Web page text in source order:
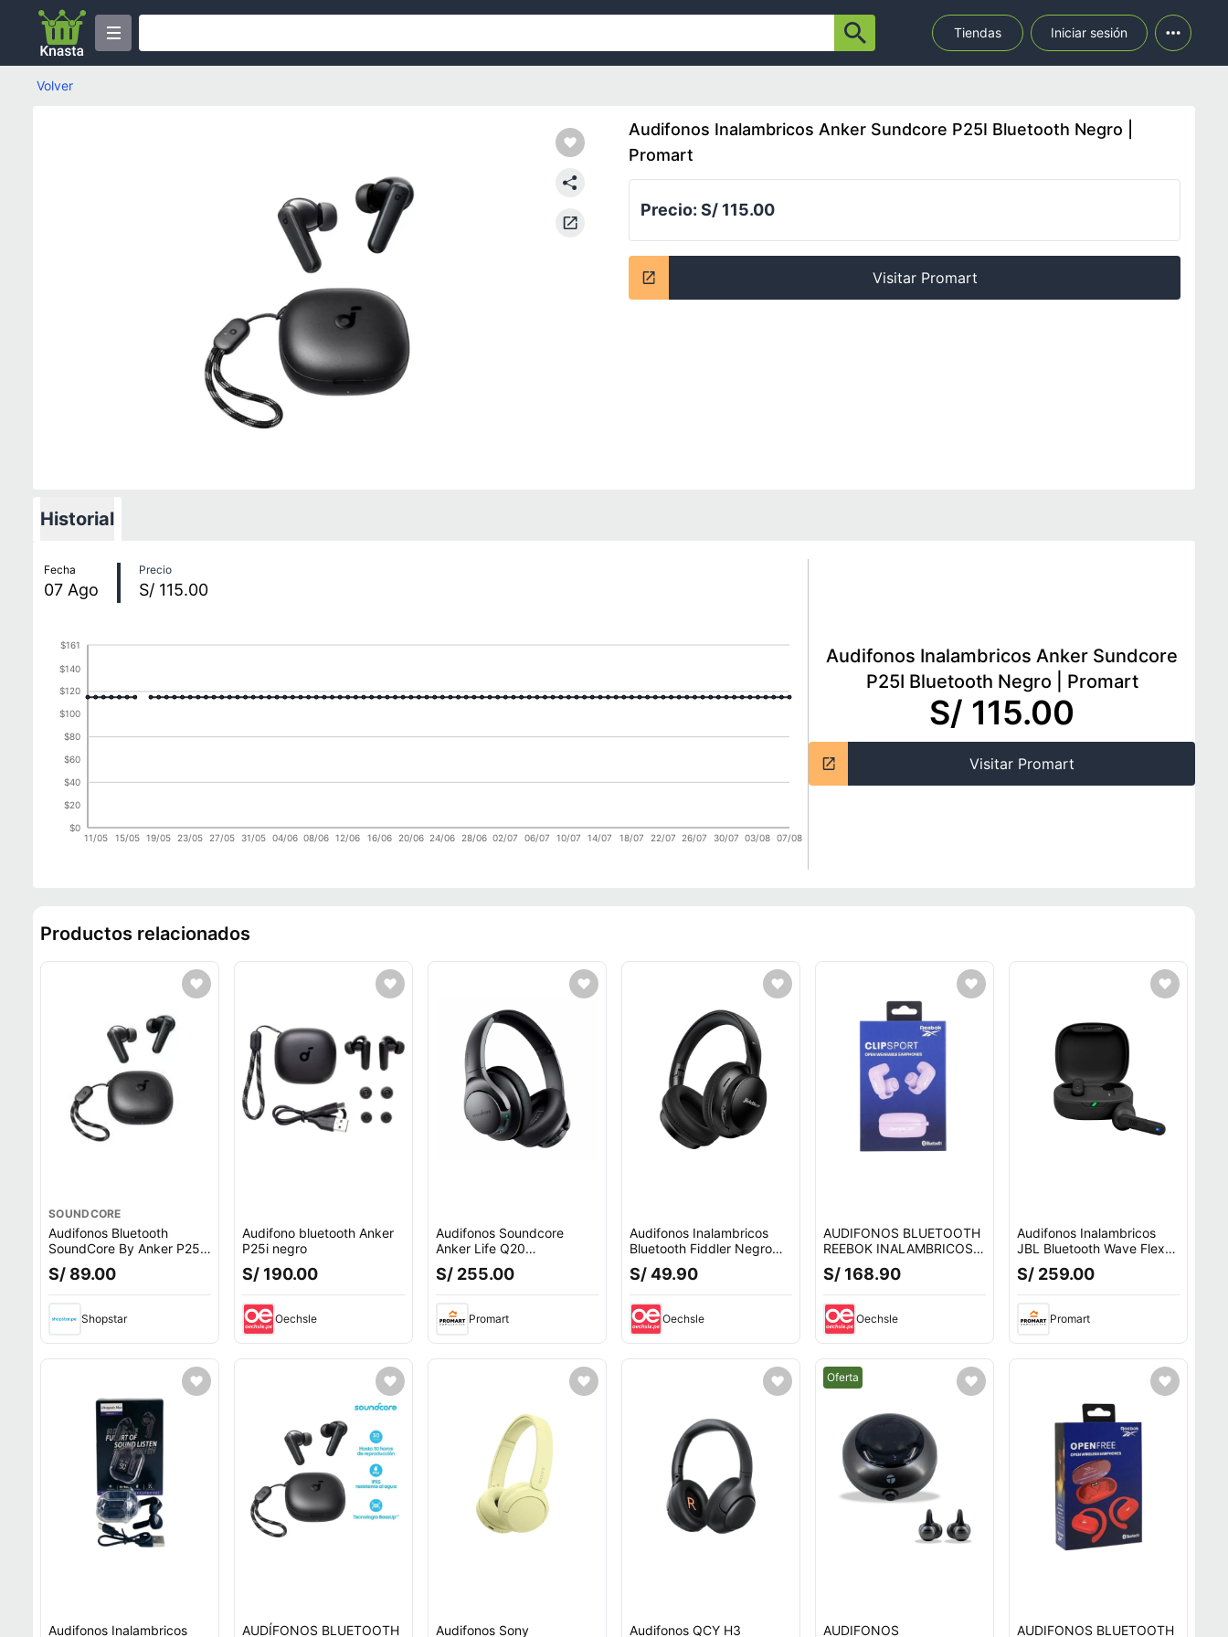
Tiendas Iniciar sesión
Volver
Audifonos Inalambricos Anker Sundcore P25I Bluetooth Negro |
Promart
Precio: S/ 115.00
Visitar Promart
Historial
Fecha
07 Ago
Precio
S/ 115.00
11/05 15/05 19/05 23/05 27/05 31/05 04/06 08/06 12/06 16/06 20/06 24/06 28/06 02/07 06/07 10/07 14/07 18/07 22/07 26/07 30/07 03/08 07/08
$0
$20
$40
$60
$80
$100
$120
$140
$161
Audifonos Inalambricos Anker Sundcore
P25I Bluetooth Negro
Promart
S/ 115.00
Visitar Promart
Productos relacionados
SOUNDCORE
Audifonos Bluetooth
SoundCore By Anker P25I
30Hrs Negro
S/ 89.00
Shopstar
Audifono bluetooth Anker
P25i negro
S/ 190.00
Oechsle
Audifonos Soundcore
Anker Life Q20
Inalambricos BT Negro
S/ 255.00
Promart
Audifonos Inalambricos
Bluetooth Fiddler Negro
10H
S/ 49.90
Oechsle
AUDIFONOS BLUETOOTH
REEBOK INALAMBRICOS
ABIERTOS LILA
S/ 168.90
Oechsle
Audifonos Inalambricos
JBL Bluetooth Wave Flex
Perfect Fit Negro
S/ 259.00
Promart
Audifonos Inalambricos
AUDÍFONOS BLUETOOTH
Audifonos Sony
Audifonos QCY H3
Mejor precio.
Oferta
AUDIFONOS
AUDIFONOS BLUETOOTH